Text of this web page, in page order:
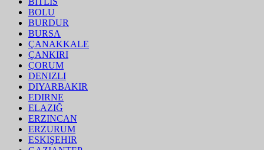
BOLU
BURDUR
BURSA
ÇANAKKALE
ÇANKIRI
ÇORUM
DENIZLI
DIYARBAKIR
EDIRNE
ELAZIĞ
ERZINCAN
ERZURUM
ESKIŞEHIR